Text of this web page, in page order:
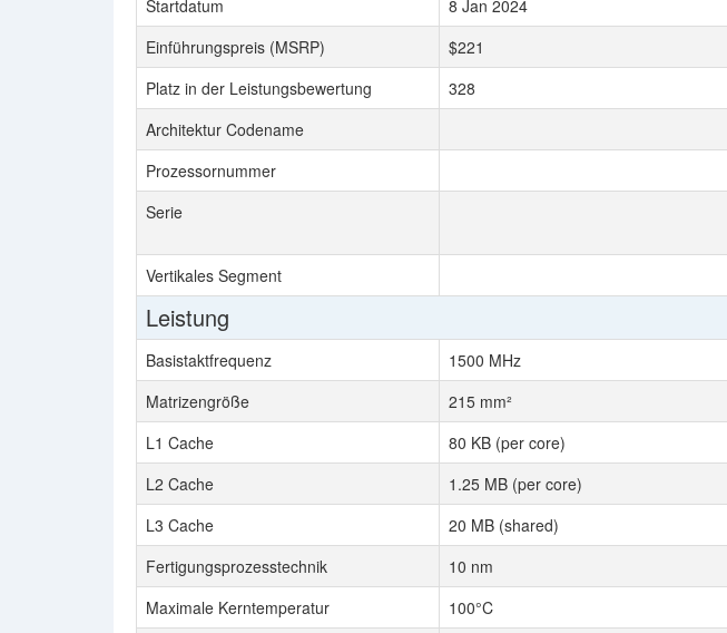
Startdatum 8 Jan 2024
Einführungspreis (MSRP)
$221
Platz in der Leistungsbewertung
328
Architektur Codename
Prozessornummer
Serie
Vertikales Segment
Leistung
Basistaktfrequenz
1500 MHz
Matrizengröße
215 mm²
L1 Cache
80 KB (per core)
L2 Cache
1.25 MB (per core)
L3 Cache
20 MB (shared)
Fertigungsprozesstechnik
10 nm
Maximale Kerntemperatur
100°C